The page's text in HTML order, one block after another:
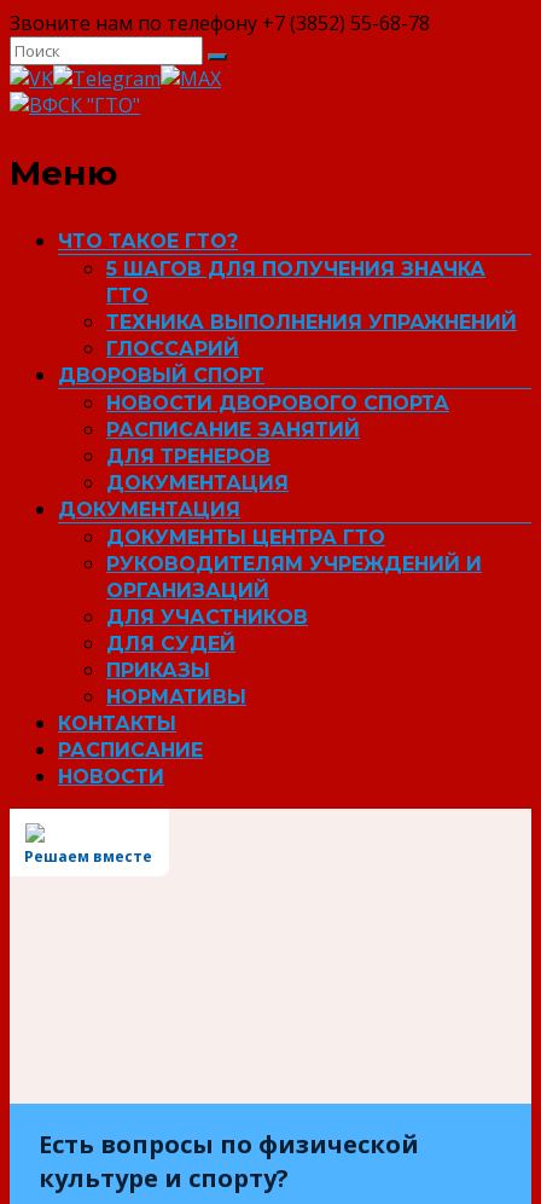
Звоните нам по телефону +7 (3852) 55-68-78
ВФСК "ГТО"
Меню
ЧТО ТАКОЕ ГТО?
5 ШАГОВ ДЛЯ ПОЛУЧЕНИЯ ЗНАЧКА
ГТО
ТЕХНИКА ВЫПОЛНЕНИЯ УПРАЖНЕНИЙ
ГЛОССАРИЙ
ДВОРОВЫЙ СПОРТ
НОВОСТИ ДВОРОВОГО СПОРТА
РАСПИСАНИЕ ЗАНЯТИЙ
ДЛЯ ТРЕНЕРОВ
ДОКУМЕНТАЦИЯ
ДОКУМЕНТАЦИЯ
ДОКУМЕНТЫ ЦЕНТРА ГТО
РУКОВОДИТЕЛЯМ УЧРЕЖДЕНИЙ И
ОРГАНИЗАЦИЙ
ДЛЯ УЧАСТНИКОВ
ДЛЯ СУДЕЙ
ПРИКАЗЫ
НОРМАТИВЫ
КОНТАКТЫ
РАСПИСАНИЕ
НОВОСТИ
Решаем вместе
Есть вопросы по физической
культуре и спорту?